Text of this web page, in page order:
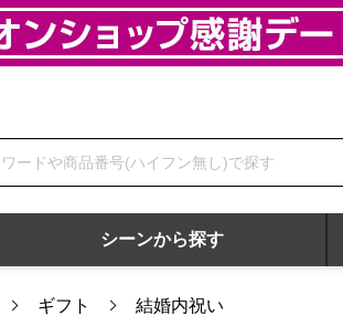
プ
シーンから探す
ギフト 結婚内祝い